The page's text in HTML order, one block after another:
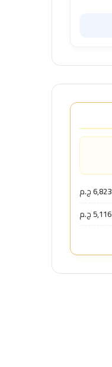
6,823 ج.م
5,116 ج.م